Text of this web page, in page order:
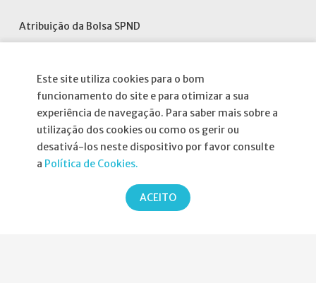
Este site utiliza cookies para o bom
funcionamento do site e para otimizar a sua
experiência de navegação. Para saber mais sobre a
utilização dos cookies ou como os gerir ou
desativá-los neste dispositivo por favor consulte
a Política de Cookies.
ACEITO
Atribuição da Bolsa SPND
Política de Privacidade
Parcerias